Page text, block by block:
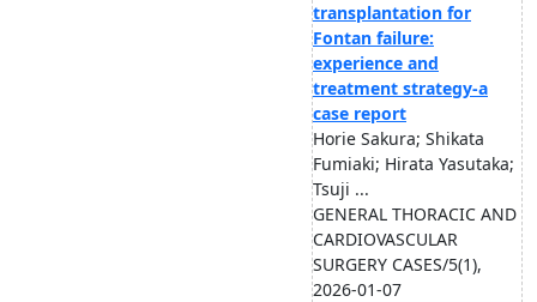
transplantation for
Fontan failure:
experience and
treatment strategy-a
case report
Horie Sakura; Shikata
Fumiaki; Hirata Yasutaka;
Tsuji ...
GENERAL THORACIC AND
CARDIOVASCULAR
SURGERY CASES/5(1),
2026-01-07